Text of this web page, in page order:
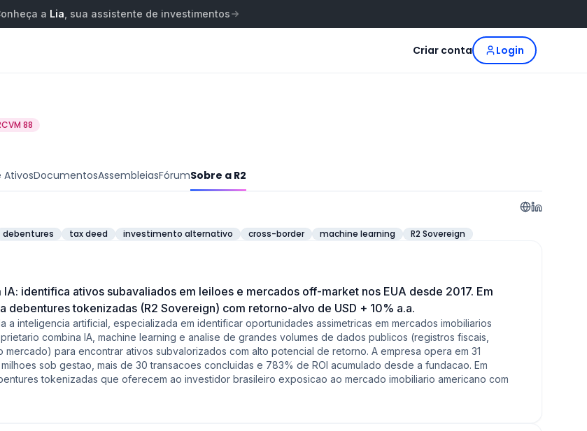
a Lia , sua assistente de investimentos
Criar conta Login
88
AtivosDocumentosAssembleiasFórumSobre a R2
debentures tax deed investimento alternativo cross-border machine learning R2 Sovereign
identifica ativos subavaliados em leiloes e mercados off-market nos EUA desde 2017. Em
tokenizadas (R2 Sovereign) com retorno-alvo de USD + 10% a.a.
a inteligencia artificial, especializada em identificar oportunidades assimetricas em mercados imobiliarios
combina IA, machine learning e analise de grandes volumes de dados publicos (registros fiscais,
para encontrar ativos subvalorizados com alto potencial de retorno. A empresa opera em 31
sob gestao, mais de 30 transacoes concluidas e 783% de ROI acumulado desde a fundacao. Em
tokenizadas que oferecem ao investidor brasileiro exposicao ao mercado imobiliario americano com